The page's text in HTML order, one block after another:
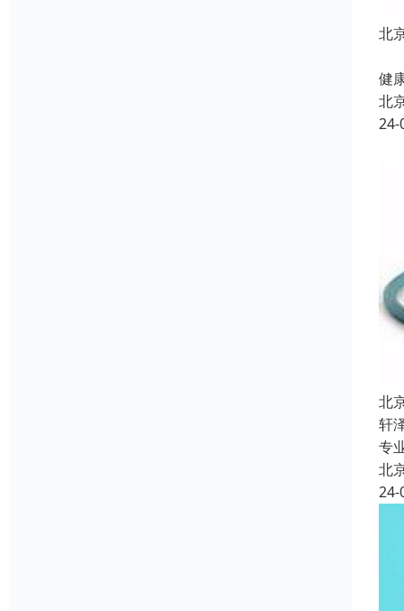
北
健
北
24-
北
轩
专
北
24-